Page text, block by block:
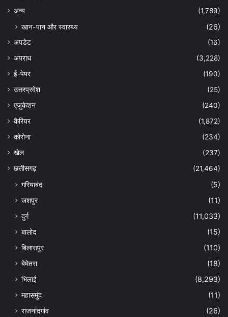
अन्‍य
(1,789)
खान-पान और स्वास्थ्य (26)
अपडेट
(16)
अपराध
(3,228)
ई-पेपर
(190)
उत्तरप्रदेश
(25)
एजुकेशन
(240)
कैरियर
(1,872)
कोरोना
(234)
खेल
(237)
छत्तीसगढ़
(21,464)
गरियाबंद
(5)
जशपुर
(11)
दुर्ग
(11,033)
बालोद
(15)
बिलासपुर
(110)
बेमेतरा
(18)
भिलाई
(8,293)
महासमुंद
(11)
राजनांदगांव
(26)